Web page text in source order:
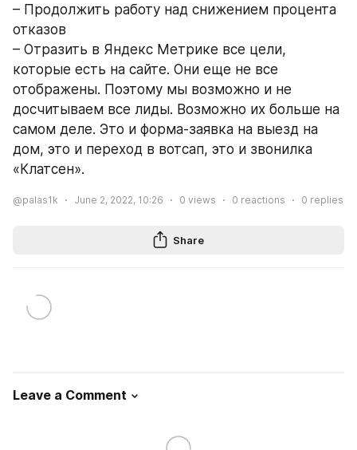
– Продолжить работу над снижением процента
отказов
– Отразить в Яндекс Метрике все цели,
которые есть на сайте. Они еще не все
отображены. Поэтому мы возможно и не
досчитываем все лиды. Возможно их больше на
самом деле. Это и форма-заявка на выезд на
дом, это и переход в вотсап, это и звонилка
«Клатсен».
@palas1k June 2, 2022, 10:26 0 views 0 reactions 0 replies
Share
Leave a Comment